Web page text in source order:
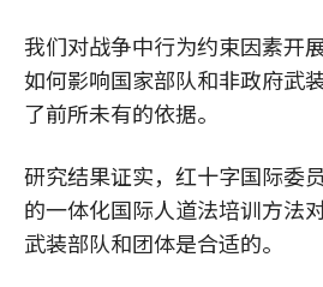
我们对战争中行为约束因素开
如何影响国家部队和非政府武
了前所未有的依据。
研究结果证实，红十字国际委
的一体化国际人道法培训方法
武装部队和团体是合适的。